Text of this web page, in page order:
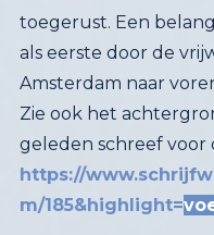
als eerste door de
Amsterdam naar
Zie ook het
geleden schreef voor
https://
m/185&highlight=